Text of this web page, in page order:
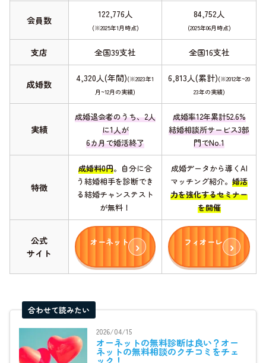
会員数
122,776人
(※2025年1月時点)
84,752人
(2025年06月時点)
支店 全国39支社 全国16支社
成婚数
4,320人(年間)(※2023年1
月~12月の実績)
6,813人(累計)(※2012年~20
23年の実績)
実績
成婚退会者のうち、2人
に1人が
6カ月で婚活終了
成婚率12年累計52.6%
結婚相談所サービス3部
門でNo.1
特徴
成婚料0円。自分に合
う結婚相手を診断でき
る結婚チャンステスト
が無料！
成婚データから導くAI
マッチング紹介。 婚活
力を強化するセミナー
を開催
公式
サイト
オーネット フィオーレ
合わせて読みたい
2026/04/15
オーネットの無料診断は良い？オー
ネットの無料相談のクチコミをチェ
ック！